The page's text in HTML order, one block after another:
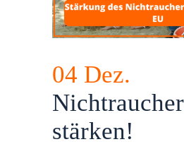
04 Dez.
stärken!